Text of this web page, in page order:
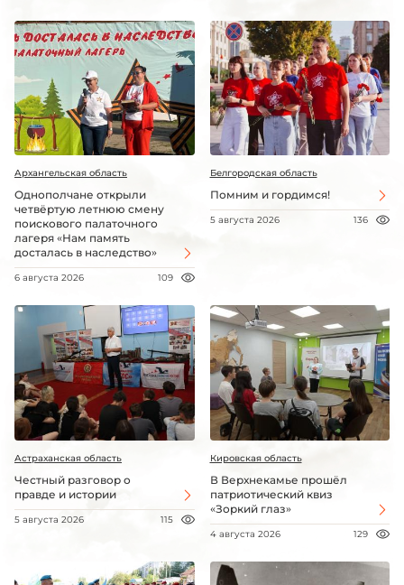
Архангельская область
Однополчане открыли
четвёртую летнюю смену
поискового палаточного
лагеря «Нам память
досталась в наследство»
6 августа 2026 109
Белгородская область
Помним и гордимся!
5 августа 2026 136
Астраханская область
Честный разговор о
правде и истории
5 августа 2026 115
Кировская область
В Верхнекамье прошёл
патриотический квиз
«Зоркий глаз»
4 августа 2026 129